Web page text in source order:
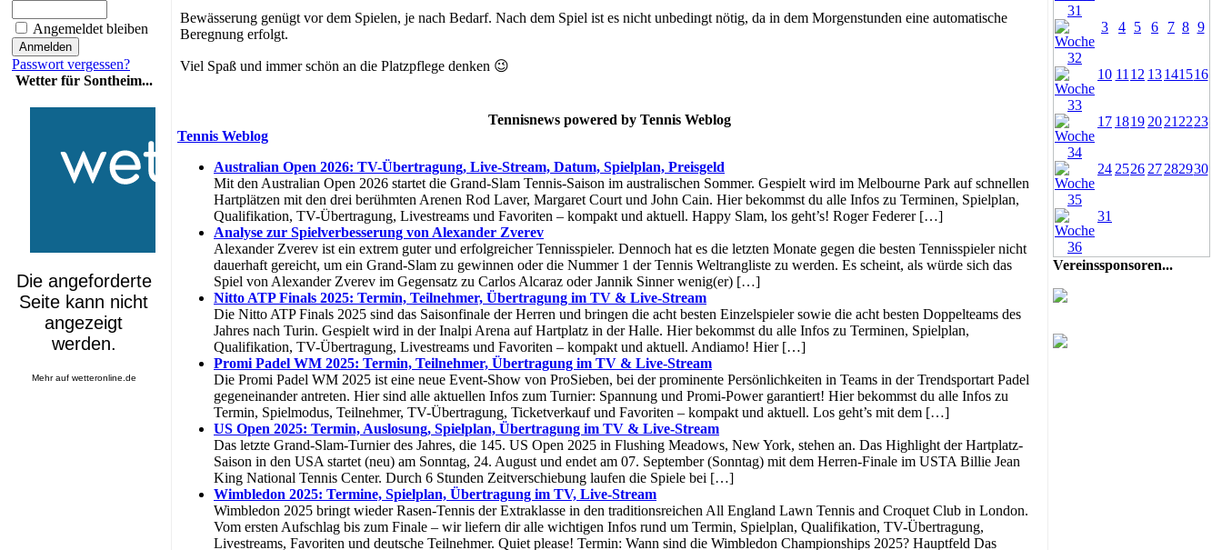
Angemeldet bleiben
Passwort vergessen?
Wetter für Sontheim...
Mehr auf wetteronline.de
Bewässerung genügt vor dem Spielen, je nach Bedarf. Nach dem Spiel ist es nicht unbedingt nötig, da in dem Morgenstunden eine automatische
Beregnung erfolgt.
Viel Spaß und immer schön an die Platzpflege denken 😉
Tennisnews powered by Tennis Weblog
Tennis Weblog
Australian Open 2026: TV-Übertragung, Live-Stream, Datum, Spielplan, Preisgeld
Mit den Australian Open 2026 startet die Grand-Slam Tennis-Saison im australischen Sommer. Gespielt wird im Melbourne Park auf schnellen
Hartplätzen mit den drei berühmten Arenen Rod Laver, Margaret Court und John Cain. Hier bekommst du alle Infos zu Terminen, Spielplan,
Qualifikation, TV-Übertragung, Livestreams und Favoriten – kompakt und aktuell. Happy Slam, los geht’s! Roger Federer […]
Analyse zur Spielverbesserung von Alexander Zverev
Alexander Zverev ist ein extrem guter und erfolgreicher Tennisspieler. Dennoch hat es die letzten Monate gegen die besten Tennisspieler nicht
dauerhaft gereicht, um ein Grand-Slam zu gewinnen oder die Nummer 1 der Tennis Weltrangliste zu werden. Es scheint, als würde sich das
Spiel von Alexander Zverev im Gegensatz zu Carlos Alcaraz oder Jannik Sinner wenig(er) […]
Nitto ATP Finals 2025: Termin, Teilnehmer, Übertragung im TV & Live-Stream
Die Nitto ATP Finals 2025 sind das Saisonfinale der Herren und bringen die acht besten Einzelspieler sowie die acht besten Doppelteams des
Jahres nach Turin. Gespielt wird in der Inalpi Arena auf Hartplatz in der Halle. Hier bekommst du alle Infos zu Terminen, Spielplan,
Qualifikation, TV-Übertragung, Livestreams und Favoriten – kompakt und aktuell. Andiamo! Hier […]
Promi Padel WM 2025: Termin, Teilnehmer, Übertragung im TV & Live-Stream
Die Promi Padel WM 2025 ist eine neue Event-Show von ProSieben, bei der prominente Persönlichkeiten in Teams in der Trendsportart Padel
gegeneinander antreten. Hier sind alle aktuellen Infos zum Turnier: Spannung und Promi-Power garantiert! Hier bekommst du alle Infos zu
Termin, Spielmodus, Teilnehmer, TV-Übertragung, Ticketverkauf und Favoriten – kompakt und aktuell. Los geht’s mit dem […]
US Open 2025: Termin, Auslosung, Spielplan, Übertragung im TV & Live-Stream
Das letzte Grand-Slam-Turnier des Jahres, die 145. US Open 2025 in Flushing Meadows, New York, stehen an. Das Highlight der Hartplatz-
Saison in den USA startet (neu) am Sonntag, 24. August und endet am 07. September (Sonntag) mit dem Herren-Finale im USTA Billie Jean
King National Tennis Center. Durch 6 Stunden Zeitverschiebung laufen die Spiele bei […]
Wimbledon 2025: Termine, Spielplan, Übertragung im TV, Live-Stream
Wimbledon 2025 bringt wieder Rasen-Tennis der Extraklasse in den traditionsreichen All England Lawn Tennis and Croquet Club in London.
Vom ersten Aufschlag bis zum Finale – wir liefern dir alle wichtigen Infos rund um Termin, Spielplan, Qualifikation, TV-Übertragung,
Livestreams, Favoriten und deutsche Teilnehmer. Quiet please! Termin: Wann sind die Wimbledon Championships 2025? Hauptfeld Das
3 4 5 6 7 8 9
10 11 12 13141516
17 1819 2021 2223
24 2526 27282930
31
Vereinssponsoren...